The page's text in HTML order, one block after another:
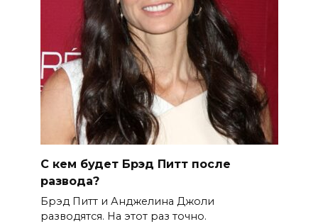
С кем будет Брэд Питт после
развода?
Брэд Питт и Анджелина Джоли
разводятся. На этот раз точно.